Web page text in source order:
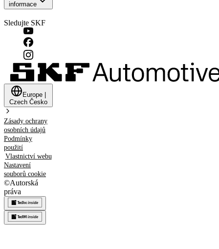
informace
Sledujte SKF
Europe
Czech Česko
Zásady ochrany
osobních údajů
Podmínky
použití
Vlastnictví webu
Nastavení
souborů cookie
©Autorská
práva